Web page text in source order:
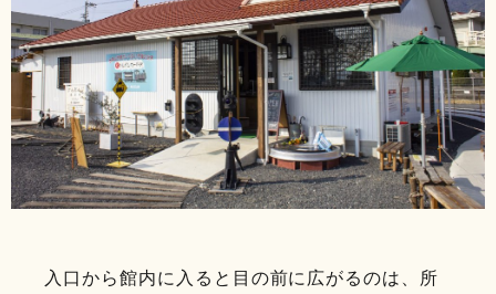
入口から館内に入ると目の前に広がるのは、所